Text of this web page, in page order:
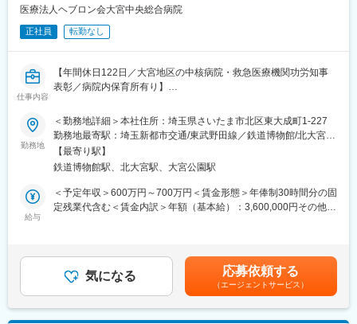
・1日の訪問件数は平均5～6件、1件30分～1時間程度
■組織構成：
管理者1名・看護師2名の少数精鋭体制。今後さらに拠点・スタッ
フを拡大予定です。
■業務の魅力：
間体制でございますが、基本的に日勤ですので働きやすい環境で
す。直行直帰や社用車利用もでき、柔軟な働き方が可能。スタッ
フ同士の連携も良く、困った時はすぐに相談できる温かいチーム
です。
■教育体制／キャリアパス：：
入社後は先輩看護師の指導のもと、業務フローや訪問看護の基礎
す。新規事業所の立ち上げなど多様な経験が積めます。
■企業の特徴／魅力：
福祉・医療サービスを通して地域に貢献しています。
医療法人ヘブロン会大宮中央総合病院
正社員 転勤なし
仕事内容
【年間休日122日／大宮地区の中核病院・救急医療機関功労知事
表彰／病院内保育所有り】
救急診療に対応する地域中核病院である当院にて、総務課長候補
を募集します。当院の人事全般（採用がメイン）を担当していた
だきます。
■業務内容：
・新卒採用（学校訪問、イベント参加、インターンシップ・見
学・面接対応等）
■業務詳細：
・管理職候補者の採用を開始いたします。当院では管理職として
勤務地
＜勤務地詳細＞本社住所：埼玉県さいたま市北区東大成町1-227
勤務地最寄駅：埼玉新都市交通/東武野田線／鉄道博物館/北大宮駅
受動喫煙対策：屋内全面禁煙変更の範囲：会社の定める事業所
【最寄り駅】
鉄道博物館駅、北大宮駅、大宮公園駅
給与
＜予定年収＞600万円～700万円＜賃金形態＞年俸制30時間分の固
定残業代含む＜賃金内訳＞年額（基本給）：3,600,000円その他固
業手当＞有＜給与補足＞■昇給有り（随時）■賞与なし賃金はあく
までも目安の金額であり、選考を通じて上下する可能性がありま
す。月給(月額)は固定手当を含めた表記です。
気になる 応募依頼する
（エージェントサービス）